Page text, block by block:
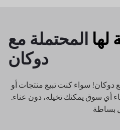
لها المحتملة مع
دوكان
دوكان! سواء كنت تبيع منتجات أو
أي سوق يمكنك تخيله، دون عناء.